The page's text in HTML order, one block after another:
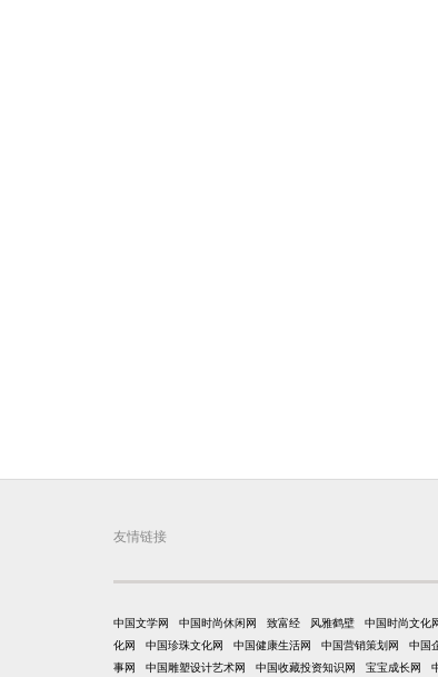
友情链接
中国文学网 中国时尚休闲网 致富经 风雅鹤壁 中国时尚文化
化网
中国珍珠文化网 中国健康生活网 中国营销策划网 中国
事网
中国雕塑设计艺术网 中国收藏投资知识网 宝宝成长网